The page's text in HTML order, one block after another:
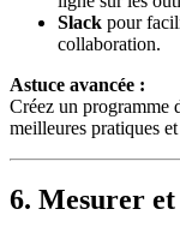
Slack pour
collaboration.
Astuce avancée :
Créez un programme
meilleures pratiques
6. Mesurer